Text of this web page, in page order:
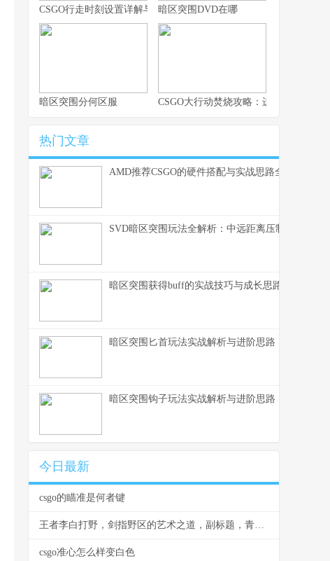
CSGO行走时刻设置详解与实战运用指南
暗区突围DVD在哪
暗区突围分何区服 CSGO大行动焚烧攻略：进步战术与生
热门文章
AMD推荐CSGO的硬件搭配与实战思路全解析
SVD暗区突围玩法全解析：中远距离压制的生存之
暗区突围获得buff的实战技巧与成长思路
暗区突围匕首玩法实战解析与进阶思路
暗区突围钩子玩法实战解析与进阶思路
今日最新
csgo的瞄准是何者键
王者李白打野，剑指野区的艺术之道，副标题，青莲剑歌的节奏与杀戮美学
csgo准心怎么样变白色